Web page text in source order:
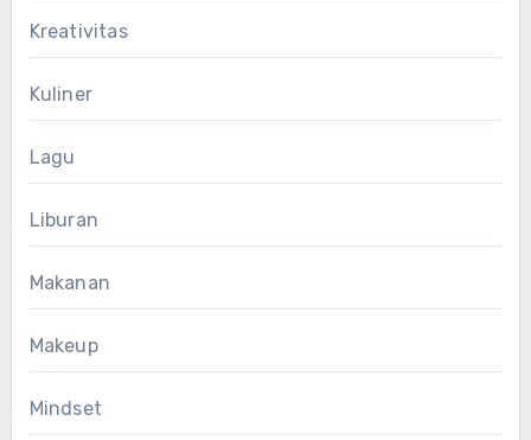
Kreativitas
Kuliner
Lagu
Liburan
Makanan
Makeup
Mindset